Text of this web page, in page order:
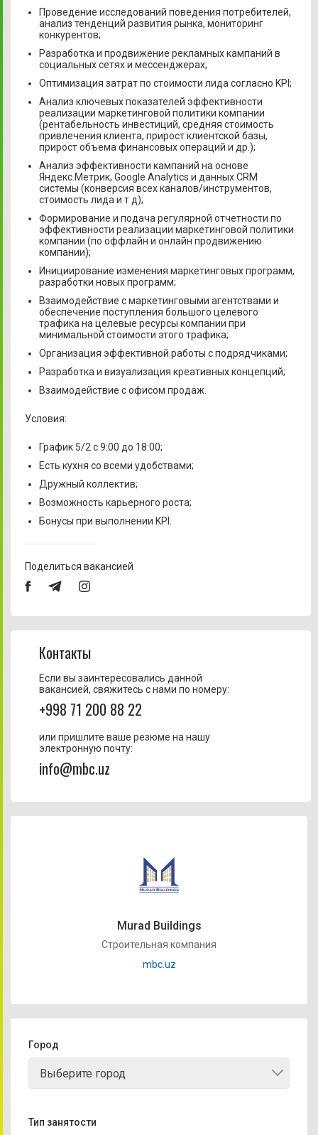
Проведение исследований поведения потребителей,
анализ тенденций развития рынка, мониторинг
конкурентов;
Разработка и продвижение рекламных кампаний в
социальных сетях и мессенджерах;
Оптимизация затрат по стоимости лида согласно KPI;
Анализ ключевых показателей эффективности
реализации маркетинговой политики компании
(рентабельность инвестиций, средняя стоимость
привлечения клиента, прирост клиентской базы,
прирост объема финансовых операций и др.);
Анализ эффективности кампаний на основе
Яндекс.Метрик, Google Analytics и данных CRM
системы (конверсия всех каналов/инструментов,
стоимость лида и т д);
Формирование и подача регулярной отчетности по
эффективности реализации маркетинговой политики
компании (по оффлайн и онлайн продвижению
компании);
Инициирование изменения маркетинговых программ,
разработки новых программ;
Взаимодействие с маркетинговыми агентствами и
обеспечение поступления большого целевого
трафика на целевые ресурсы компании при
минимальной стоимости этого трафика;
Организация эффективной работы с подрядчиками;
Разработка и визуализация креативных концепций;
Взаимодействие с офисом продаж.
Условия:
График 5/2 с 9:00 до 18:00;
Есть кухня со всеми удобствами;
Дружный коллектив;
Возможность карьерного роста;
Бонусы при выполнении KPI.
Поделиться вакансией
Контакты
Если вы заинтересовались данной
вакансией, свяжитесь с нами по номеру:
+998 71 200 88 22
или пришлите ваше резюме на нашу
электронную почту:
info@mbc.uz
Murad Buildings
Строительная компания
mbc.uz
Город
Выберите город
Тип занятости